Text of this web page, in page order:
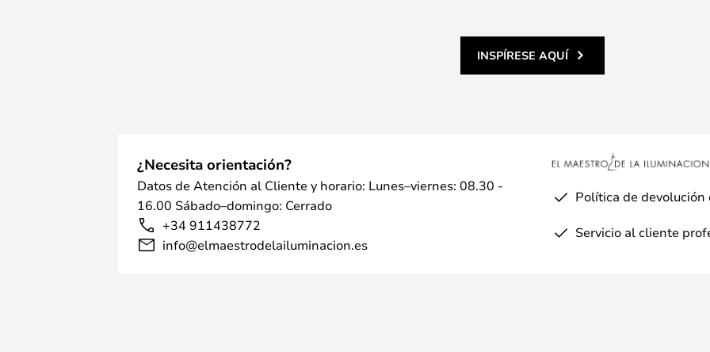
INSPÍRESE AQUÍ
¿Necesita orientación?
Datos de Atención al Cliente y horario: Lunes–viernes: 08.30 -
16.00 Sábado–domingo: Cerrado
+34 911438772
info@elmaestrodelailuminacion.es
Política de devolución
Servicio al cliente